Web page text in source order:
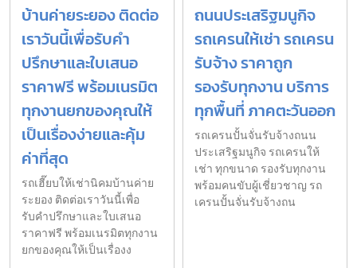
บ้านค่ายระยอง ติดต่อ
เราวันนี้เพื่อรับคำ
ปรึกษาและใบเสนอ
ราคาฟรี พร้อมเนรมิต
ทุกงานยกของคุณให้
เป็นเรื่องง่ายและคุ้ม
ค่าที่สุด
รถเฮี๊ยบให้เช่านิคมบ้านค่าย
ระยอง ติดต่อเราวันนี้เพื่อ
รับคำปรึกษาและใบเสนอ
ราคาฟรี พร้อมเนรมิตทุกงาน
ยกของคุณให้เป็นเรื่องง
ถนนประเสริฐมนูกิจ
รถเครนให้เช่า รถเครน
รับจ้าง ราคาถูก
รองรับทุกงาน บริการ
ทุกพื้นที่ ภาคตะวันออก
รถเครนปั้นจั่นรับจ้างถนน
ประเสริฐมนูกิจ รถเครนให้
เช่า ทุกขนาด รองรับทุกงาน
พร้อมคนขับผู้เชี่ยวชาญ รถ
เครนปั้นจั่นรับจ้างถน